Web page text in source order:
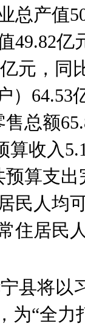
总产值
49.82亿
亿元，同
） 64.53
售总额
算收入
预算支出
民人均
住居民
县将以
为“全力